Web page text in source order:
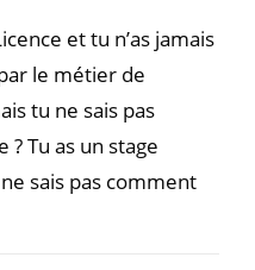
et tu n’as jamais
le métier de
tu ne sais pas
Tu as un stage
sais pas comment